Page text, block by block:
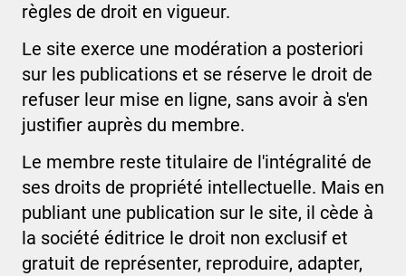
règles de droit en vigueur.
Le site exerce une modération a posteriori
sur les publications et se réserve le droit de
refuser leur mise en ligne, sans avoir à s'en
justifier auprès du membre.
Le membre reste titulaire de l'intégralité de
ses droits de propriété intellectuelle. Mais en
publiant une publication sur le site, il cède à
la société éditrice le droit non exclusif et
gratuit de représenter, reproduire, adapter,